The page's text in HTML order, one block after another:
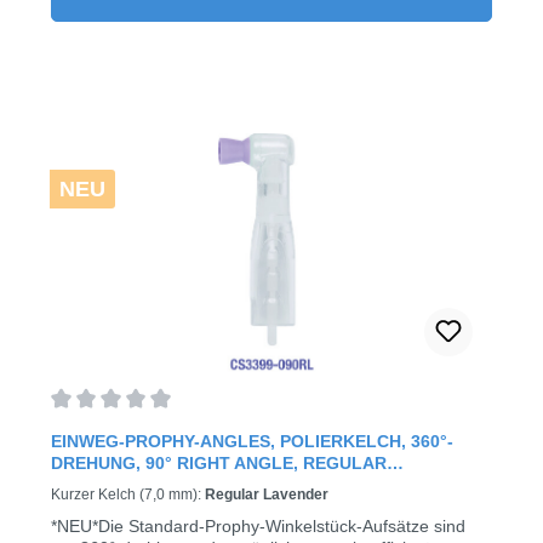
NEU
EINWEG-PROPHY-ANGLES, POLIERKELCH, 360°-
DREHUNG, 90° RIGHT ANGLE, REGULAR
(LAVENDER)
Kurzer Kelch (7,0 mm): Regular Lavender
*NEU*Die Standard-Prophy-Winkelstück-Aufsätze sind